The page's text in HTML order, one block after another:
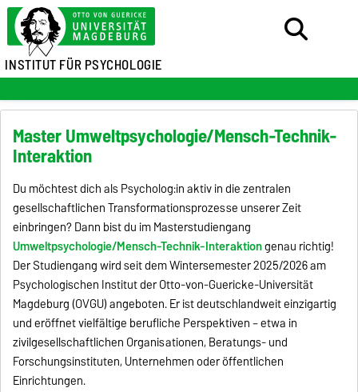
INSTITUT FÜR PSYCHOLOGIE
Master Umweltpsychologie/Mensch-Technik-
Interaktion
Du möchtest dich als Psycholog:in aktiv in die zentralen
gesellschaftlichen Transformationsprozesse unserer Zeit
einbringen? Dann bist du im Masterstudiengang
Umweltpsychologie/Mensch-Technik-Interaktiongenau richtig!
Der Studiengang wird seit dem Wintersemester 2025/2026 am
Psychologischen Institut der Otto-von-Guericke-Universität
Magdeburg (OVGU) angeboten. Er ist deutschlandweit einzigartig
und eröffnet vielfältige berufliche Perspektiven – etwa in
zivilgesellschaftlichen Organisationen, Beratungs- und
Forschungsinstituten, Unternehmen oder öffentlichen
Einrichtungen.